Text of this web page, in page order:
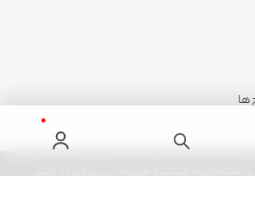
ها
پالت محفوظ میباشد و هرگونه کپی برداری از آن طبق